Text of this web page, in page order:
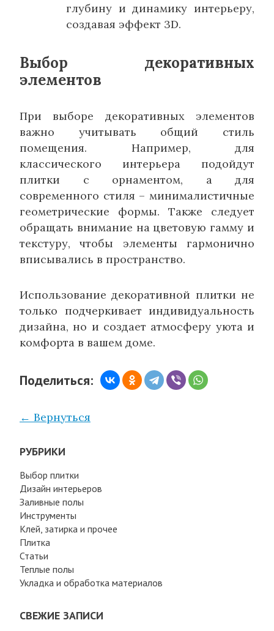
глубину и динамику интерьеру,
создавая эффект 3D.
Выбор декоративных
элементов
При выборе декоративных элементов
важно учитывать общий стиль
помещения. Например, для
классического интерьера подойдут
плитки с орнаментом, а для
современного стиля – минималистичные
геометрические формы. Также следует
обращать внимание на цветовую гамму и
текстуру, чтобы элементы гармонично
вписывались в пространство.
Использование декоративной плитки не
только подчеркивает индивидуальность
дизайна, но и создает атмосферу уюта и
комфорта в вашем доме.
Поделиться:
← Вернуться
РУБРИКИ
Выбор плитки
Дизайн интерьеров
Заливные полы
Инструменты
Клей, затирка и прочее
Плитка
Статьи
Теплые полы
Укладка и обработка материалов
СВЕЖИЕ ЗАПИСИ